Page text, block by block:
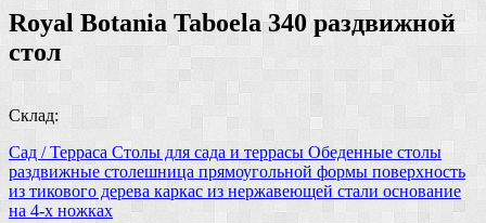
Royal Botania Taboela 340 раздвижной
стол
Склад:
Сад / Терраса Столы для сада и террасы Обеденные столы
раздвижные столешница прямоугольной формы поверхность
из тикового дерева каркас из нержавеющей стали основание
на 4-х ножках